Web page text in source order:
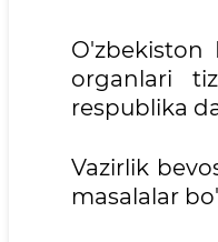
O'zbekiston
organlari
respublika
Vazirlik
masalalar